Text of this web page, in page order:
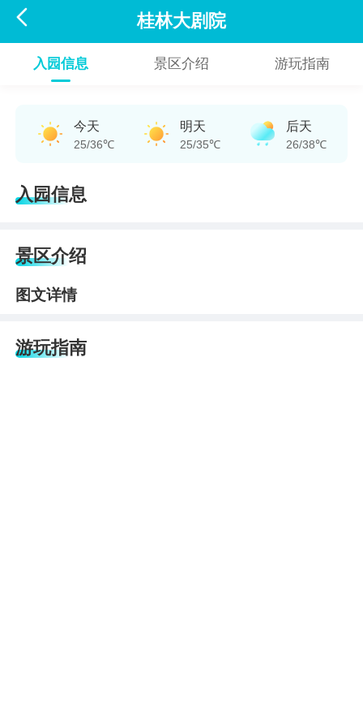
 桂林大剧院
入园信息 景区介绍 游玩指南
今天
25/36℃
明天
25/35℃
后天
26/38℃
入园信息
景区介绍
图文详情
游玩指南